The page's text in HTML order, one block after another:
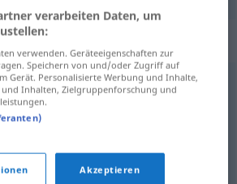
für "imprecar"
,maldecir,denostar,perjurar
verarbeiten Daten, um
verwenden. Geräteeigenschaften zur
Speichern von und/oder Zugriff auf
Gerät. Personalisierte Werbung und Inhalte,
Inhalten, Zielgruppenforschung und
Akzeptieren